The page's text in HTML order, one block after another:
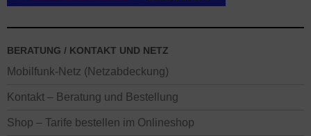
BERATUNG / KONTAKT UND NETZ
Mobilfunk-Netz (Netzabdeckung)
Kontakt – Beratung und Bestellung
Shop – Tarife bestellen im Onlineshop